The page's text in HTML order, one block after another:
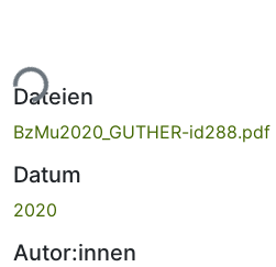
Dateien
BzMu2020_GUTHER-id288.pdf
Datum
2020
Autor:innen